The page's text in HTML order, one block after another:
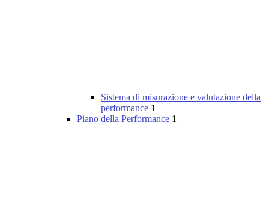
Sistema di misurazione e valutazione della
performance 1
Piano della Performance 1